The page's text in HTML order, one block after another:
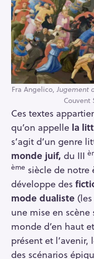
Fra Angelico, Jugement
Couvent
Ces textes
qu’on appelle la
s’agit d’un genre
monde juif, du III
ème siècle de notre
développe des
mode dualiste
une mise en
monde d’en haut
présent et
des scénarios